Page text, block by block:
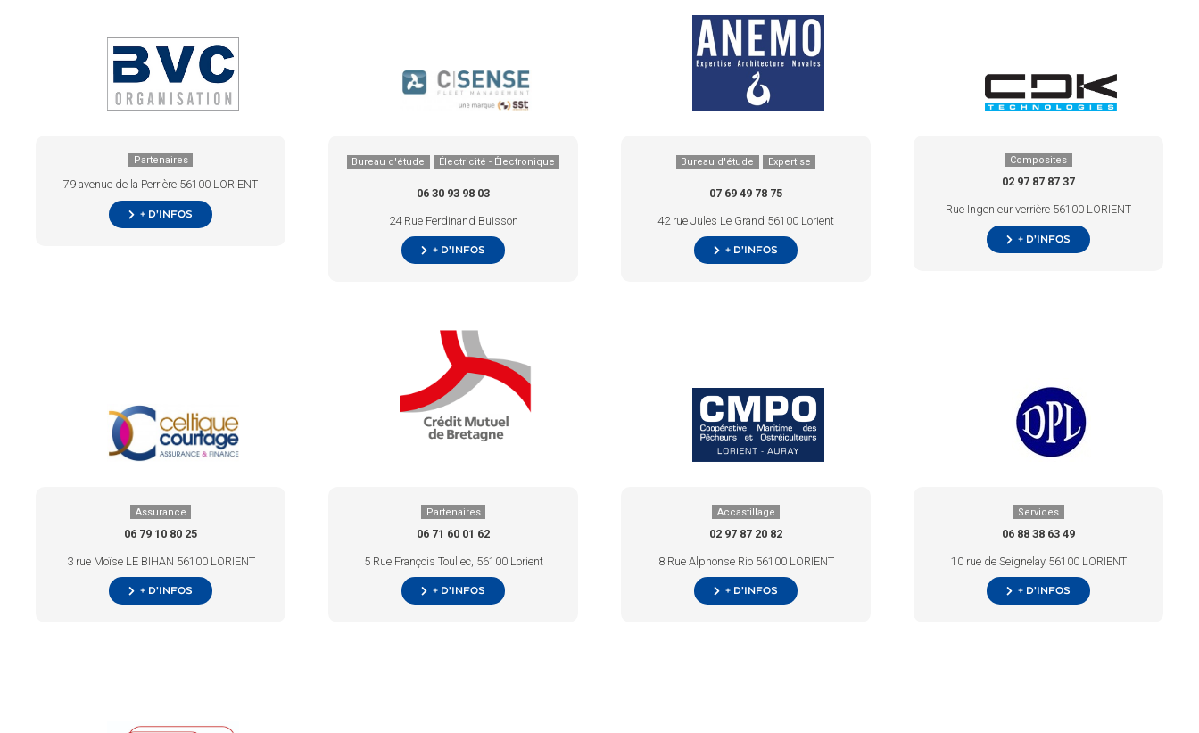
Partenaires
79 avenue de la Perrière 56100 LORIENT
+ d’infos
Bureau d'étude Électricité - Électronique
06 30 93 98 03
24 Rue Ferdinand Buisson
+ d’infos
Bureau d'étude Expertise
07 69 49 78 75
42 rue Jules Le Grand 56100 Lorient
+ d’infos
Composites
02 97 87 87 37
Rue Ingenieur verrière 56100 LORIENT
+ d’infos
Assurance
06 79 10 80 25
3 rue Moïse LE BIHAN 56100 LORIENT
+ d’infos
Partenaires
06 71 60 01 62
5 Rue François Toullec, 56100 Lorient
+ d’infos
Accastillage
02 97 87 20 82
8 Rue Alphonse Rio 56100 LORIENT
+ d’infos
Services
06 88 38 63 49
10 rue de Seignelay 56100 LORIENT
+ d’infos